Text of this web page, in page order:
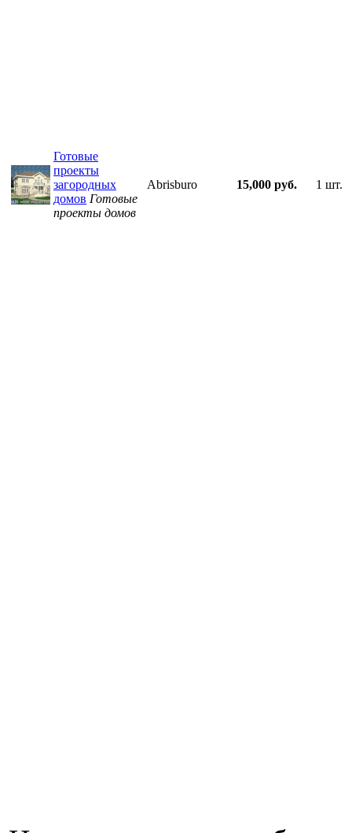
Готовые
проекты
загородных
домов Готовые
проекты домов
Abrisburo 15,000 руб. 1 шт.